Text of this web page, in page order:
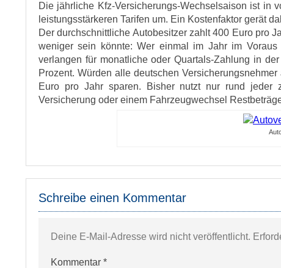
Die jährliche Kfz-Versicherungs-Wechselsaison ist in
leistungsstärkeren Tarifen um. Ein Kostenfaktor gerät
Der durchschnittliche Autobesitzer zahlt 400 Euro pro
weniger sein könnte: Wer einmal im Jahr im
verlangen für monatliche oder Quartals-Zahlung in
Prozent. Würden alle deutschen
Euro pro Jahr sparen. Bisher nutzt nur rund jeder
Versicherung oder einem Fahrzeugwechsel
Schreibe einen Kommentar
Deine E-Mail-Adresse wird nicht veröffentlicht.
Kommentar *